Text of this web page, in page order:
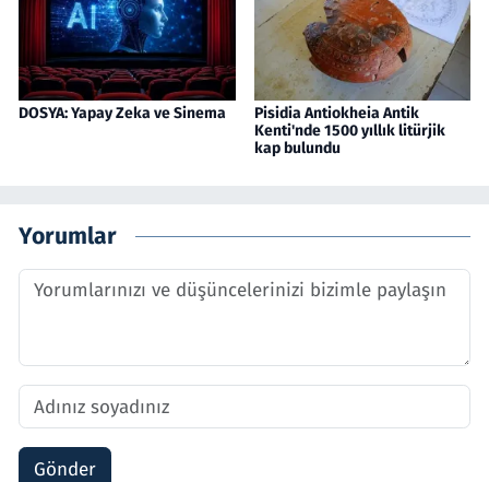
DOSYA: Yapay Zeka ve Sinema
Pisidia Antiokheia Antik
Kenti'nde 1500 yıllık litürjik
kap bulundu
Yorumlar
Gönder